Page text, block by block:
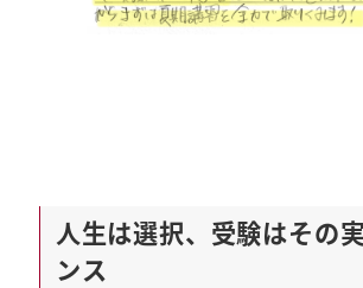
人生は選択、受験はその
ンス